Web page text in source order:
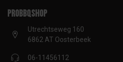
proBBQshop
Utrechtseweg 160
6862 AT Oosterbeek
06-11456112